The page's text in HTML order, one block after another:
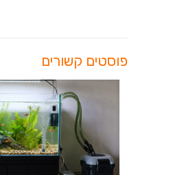
פוסטים קשורים